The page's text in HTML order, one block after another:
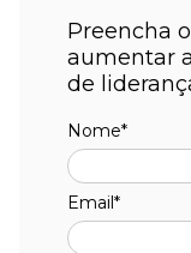
Preencha
aumentar
de
Nome*
Email*